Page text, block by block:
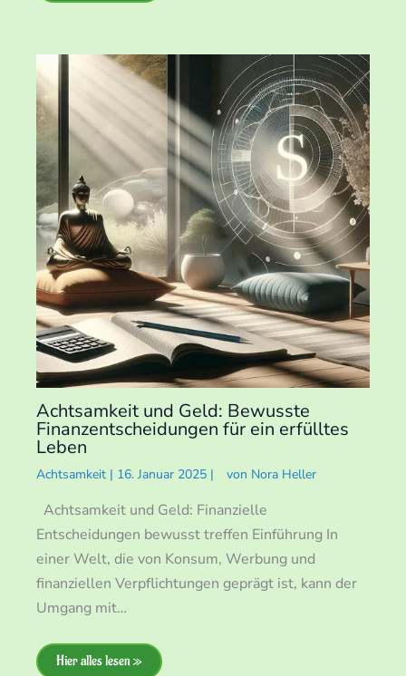
Achtsamkeit und Geld: Bewusste
Finanzentscheidungen für ein erfülltes
Leben
Achtsamkeit | 16. Januar 2025 | von Nora Heller
Achtsamkeit und Geld: Finanzielle
Entscheidungen bewusst treffen Einführung In
einer Welt, die von Konsum, Werbung und
finanziellen Verpflichtungen geprägt ist, kann der
Umgang mit…
Hier alles lesen »